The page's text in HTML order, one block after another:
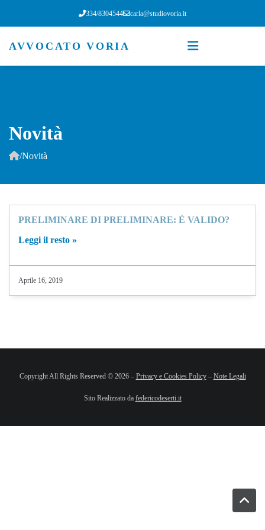
334/8304544 carla@studiovoria.it
AVVOCATO VORIA
Novità
/Novità
PRELIMINARE DI PRELIMINARE: È VALIDO?
Leggi il resto »
Aprile 16, 2019
Copyright All Rights Reserved © 2026 – Privacy e Cookies Policy– Note Legali
Sito Realizzato da federicodeserti.it